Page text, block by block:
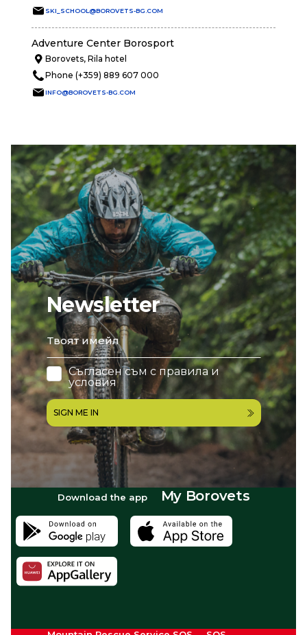
Newsletter
email
Съгласен съм с правила и
условия
SIGN ME IN
SKI_SCHOOL@BOROVETS-BG.COM
Adventure Center Borosport
Borovets, Rila hotel
Phone (+359) 889 607 000
INFO@BOROVETS-BG.COM
Download the app My Borovets